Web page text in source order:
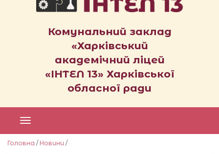
Комунальний заклад
«Харківський
академічний ліцей
«ІНТЕЛ 13» Харківської
обласної ради
Головна / Новини /